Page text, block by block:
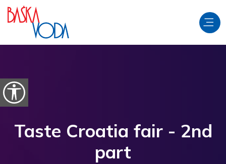
Salta al contenuto
Apri le opzioni di accessibilità
Taste Croatia fair - 2nd
part